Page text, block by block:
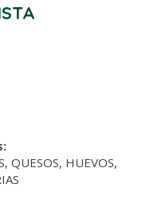
QUESOS, HUEVOS,